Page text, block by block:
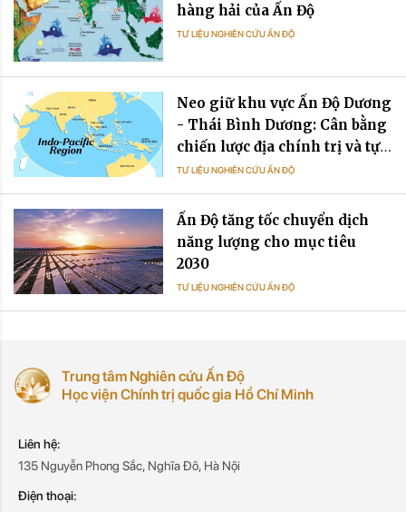
hàng hải của Ấn Độ
TƯ LIỆU NGHIÊN CỨU ẤN ĐỘ
Neo giữ khu vực Ấn Độ Dương
- Thái Bình Dương: Cân bằng
chiến lược địa chính trị và tự
cường chuỗi cung ứng trong
quan hệ Ấn Độ - Việt Nam
TƯ LIỆU NGHIÊN CỨU ẤN ĐỘ
Ấn Độ tăng tốc chuyển dịch
năng lượng cho mục tiêu
2030
TƯ LIỆU NGHIÊN CỨU ẤN ĐỘ
Trung tâm Nghiên cứu Ấn Độ
Học viện Chính trị quốc gia Hồ Chí Minh
Liên hệ:
135 Nguyễn Phong Sắc, Nghĩa Đô, Hà Nội
Điện thoại: